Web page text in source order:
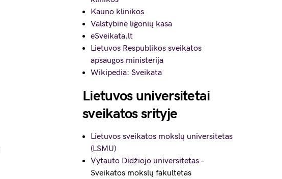
Kauno klinikos
Valstybinė ligonių kasa
eSveikata.lt
Lietuvos Respublikos sveikatos
apsaugos ministerija
Wikipedia: Sveikata
Lietuvos universitetai
sveikatos srityje
Lietuvos sveikatos mokslų universitetas
(LSMU)
Vytauto Didžiojo universitetas –
Sveikatos mokslų fakultetas